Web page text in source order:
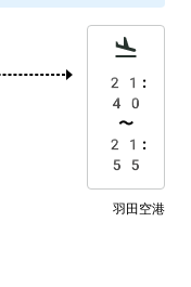
21:
40
〜
21:
55
羽田空港